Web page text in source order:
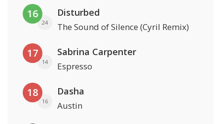
16
24
Disturbed
The Sound of Silence (Cyril Remix)
17
14
Sabrina Carpenter
Espresso
18
16
Dasha
Austin